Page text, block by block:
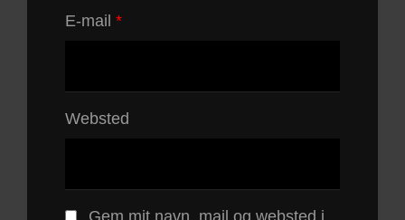
E-mail *
Websted